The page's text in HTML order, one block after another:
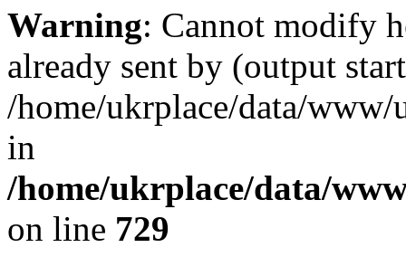
Warning: Cannot modify
already sent by (output
/home/ukrplace/data/
in
/home/ukrplace/data/
on line 729